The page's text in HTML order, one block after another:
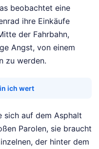
beobachtet eine
ihre Einkäufe
der Fahrbahn,
Angst, von einem
zu werden.
ich wert
sich auf dem Asphalt
Parolen, sie braucht
der hinter dem